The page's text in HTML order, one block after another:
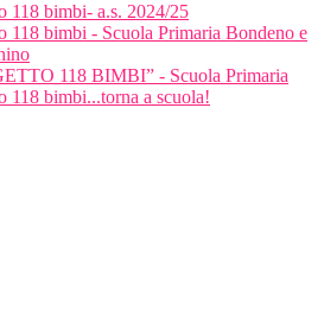
118 bimbi- a.s. 2024/25
118 bimbi - Scuola Primaria Bondeno e
118 BIMBI” - Scuola Primaria
118 bimbi...torna a scuola!